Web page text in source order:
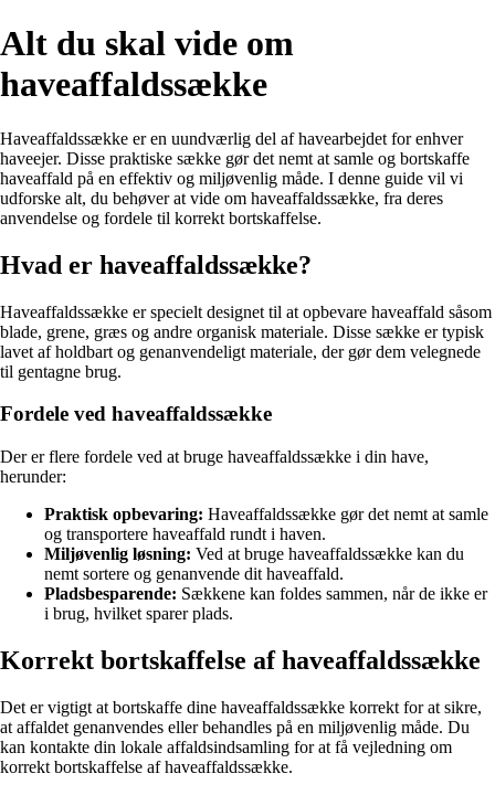
Alt du skal vide om
haveaffaldssække
Haveaffaldssække er en uundværlig del af havearbejdet for enhver
haveejer. Disse praktiske sække gør det nemt at samle og bortskaffe
haveaffald på en effektiv og miljøvenlig måde. I denne guide vil vi
udforske alt, du behøver at vide om haveaffaldssække, fra deres
anvendelse og fordele til korrekt bortskaffelse.
Hvad er haveaffaldssække?
Haveaffaldssække er specielt designet til at opbevare haveaffald såsom
blade, grene, græs og andre organisk materiale. Disse sække er typisk
lavet af holdbart og genanvendeligt materiale, der gør dem velegnede
til gentagne brug.
Fordele ved haveaffaldssække
Der er flere fordele ved at bruge haveaffaldssække i din have,
herunder:
Praktisk opbevaring: Haveaffaldssække gør det nemt at samle
og transportere haveaffald rundt i haven.
Miljøvenlig løsning: Ved at bruge haveaffaldssække kan du
nemt sortere og genanvende dit haveaffald.
Pladsbesparende: Sækkene kan foldes sammen, når de ikke er
i brug, hvilket sparer plads.
Korrekt bortskaffelse af haveaffaldssække
Det er vigtigt at bortskaffe dine haveaffaldssække korrekt for at sikre,
at affaldet genanvendes eller behandles på en miljøvenlig måde. Du
kan kontakte din lokale affaldsindsamling for at få vejledning om
korrekt bortskaffelse af haveaffaldssække.